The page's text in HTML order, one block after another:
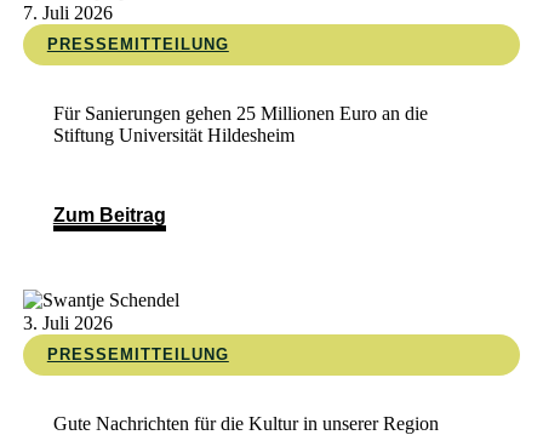
7. Juli 2026
PRESSEMITTEILUNG
Für Sanierungen gehen 25 Millionen Euro an die
Stiftung Universität Hildesheim
Zum Beitrag
3. Juli 2026
PRESSEMITTEILUNG
Gute Nachrichten für die Kultur in unserer Region